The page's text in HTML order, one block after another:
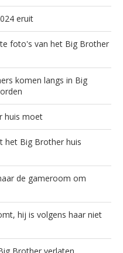
eruit
foto's van het Big Brother
komen langs in Big
huis moet
het Big Brother huis
de gameroom om
hij is volgens haar niet